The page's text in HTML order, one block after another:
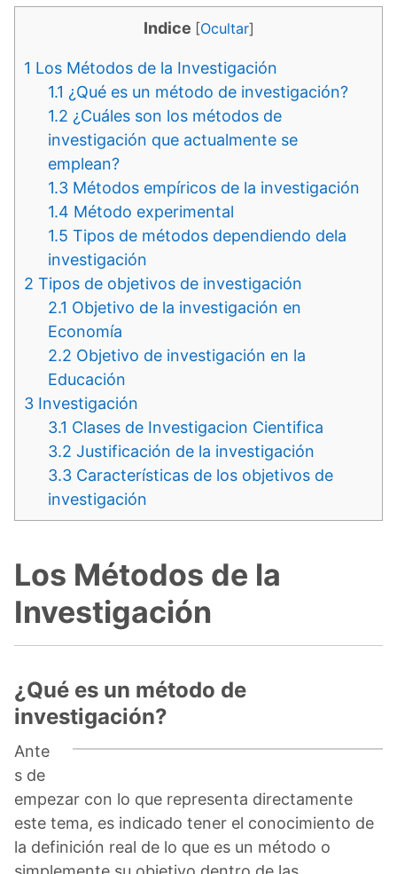
Indice [Ocultar]
1 Los Métodos de la Investigación
1.1 ¿Qué es un método de investigación?
1.2 ¿Cuáles son los métodos de
investigación que actualmente se
emplean?
1.3 Métodos empíricos de la investigación
1.4 Método experimental
1.5 Tipos de métodos dependiendo dela
investigación
2 Tipos de objetivos de investigación
2.1 Objetivo de la investigación en
Economía
2.2 Objetivo de investigación en la
Educación
3 Investigación
3.1 Clases de Investigacion Cientifica
3.2 Justificación de la investigación
3.3 Características de los objetivos de
investigación
Los Métodos de la
Investigación
¿Qué es un método de
investigación?
Ante
s de
empezar con lo que representa directamente
este tema, es indicado tener el conocimiento de
la definición real de lo que es un método o